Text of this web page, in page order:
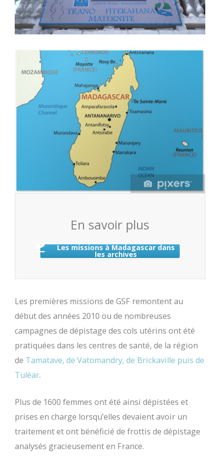
En savoir plus
Les missions à Madagascar dans
les archives
Les premières missions de GSF remontent au
début des années 2010 ou de nombreuses
campagnes de dépistage des cols utérins ont été
pratiquées dans les centres de santé, de la région
de Tamatave, de Vatomandry, de Brickaville puis de
Tuléar.
Plus de 1600 femmes ont été ainsi dépistées et
prises en charge lorsqu’elles devaient avoir un
traitement et ont bénéficié de frottis de dépistage
analysés gracieusement en France.